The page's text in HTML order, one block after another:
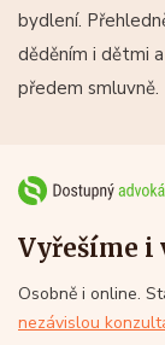
bydlení.
děděním i dětmi
předem smluvně.
Vyřešíme i
Osobně i online.
nezávislou